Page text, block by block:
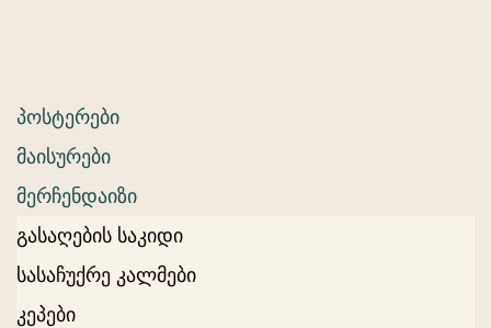
პოსტერები
მაისურები
მერჩენდაიზი
გასაღების საკიდი
სასაჩუქრე კალმები
კეპები